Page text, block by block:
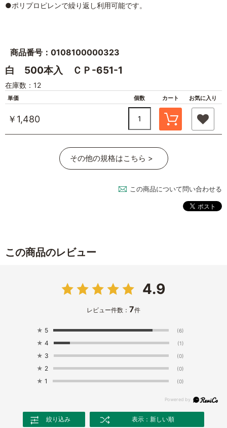
●ポリプロピレンで繰り返し利用可能です。
商品番号：0108100000323
白 500本入 ＣＰ-651-1
在庫数：12
単価 個数 カート お気に入り
￥1,480
その他の規格はこちら >
この商品について問い合わせる
この商品のレビュー
4.9
レビュー件数： 7件
★ 5 (6)
★ 4 (1)
★ 3 (0)
★ 2 (0)
★ 1 (0)
絞り込み 表示：新しい順